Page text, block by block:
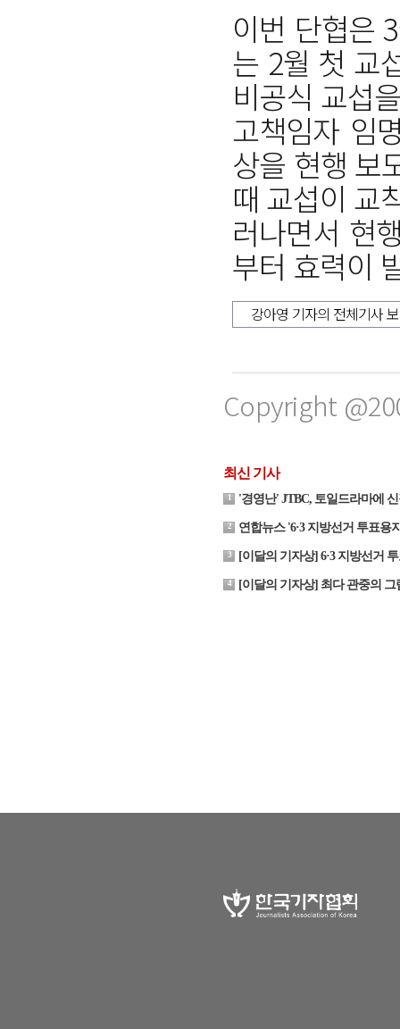
이번 단협은
는 2월 첫 교
비공식 교섭
고책임자 임
상을 현행 보
때 교섭이 교
러나면서 현
부터 효력이
강아영 기자의 전체기사
Copyright